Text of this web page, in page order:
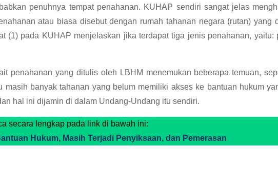
penuhnya tempat penahanan. KUHAP sendiri sangat jelas
atau biasa disebut dengan rumah tahanan negara (rutan)
(1) pada KUHAP menjelaskan jika terdapat tiga jenis penahanan,
penahanan yang ditulis oleh LBHM menemukan beberapa temuan,
masih banyak tahanan yang belum memiliki akses ke bantuan hukum
hal ini dijamin di dalam Undang-Undang itu sendiri.
secara lengkap pada link di bawah ini:
Hukum, Masih Terjadi Penyiksaan, dan Pemerasan